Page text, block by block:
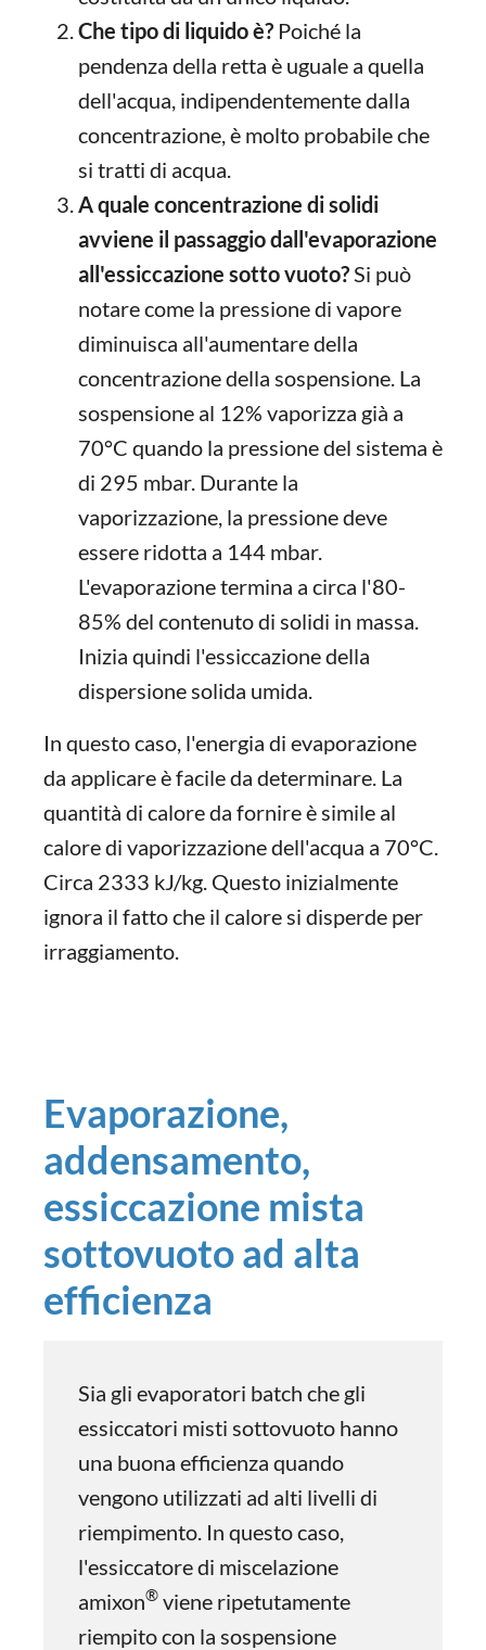
Che tipo di liquido è? Poiché la
pendenza della retta è uguale a quella
dell'acqua, indipendentemente dalla
concentrazione, è molto probabile che
si tratti di acqua.
A quale concentrazione di solidi
avviene il passaggio dall'evaporazione
all'essiccazione sotto vuoto?Si può
notare come la pressione di vapore
diminuisca all'aumentare della
concentrazione della sospensione. La
sospensione al 12% vaporizza già a
70°C quando la pressione del sistema è
di 295 mbar. Durante la
vaporizzazione, la pressione deve
essere ridotta a 144 mbar.
L'evaporazione termina a circa l'80-
85% del contenuto di solidi in massa.
Inizia quindi l'essiccazione della
dispersione solida umida.
In questo caso, l'energia di evaporazione
da applicare è facile da determinare. La
quantità di calore da fornire è simile al
calore di vaporizzazione dell'acqua a 70°C.
Circa 2333 kJ/kg. Questo inizialmente
ignora il fatto che il calore si disperde per
irraggiamento.
Evaporazione,
addensamento,
essiccazione mista
sottovuoto ad alta
efficienza
Sia gli evaporatori batch che gli
essiccatori misti sottovuoto hanno
una buona efficienza quando
vengono utilizzati ad alti livelli di
riempimento. In questo caso,
l'essiccatore di miscelazione
amixon® viene ripetutamente
riempito con la sospensione